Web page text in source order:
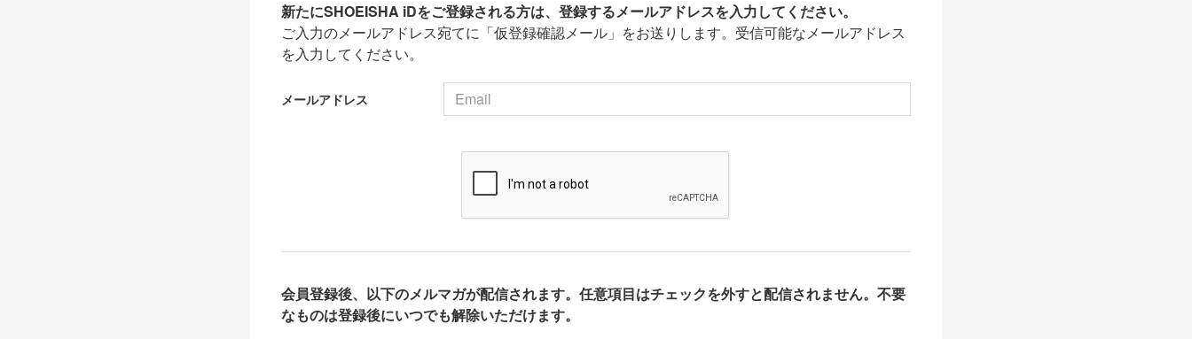
新たにSHOEISHA iDをご登録される方は、登録するメールアドレスを入力してください。
ご入力のメールアドレス宛てに「仮登録確認メール」をお送りします。受信可能なメールアドレス
を入力してください。
メールアドレス
会員登録後、以下のメルマガが配信されます。任意項目はチェックを外すと配信されません。不要
なものは登録後にいつでも解除いただけます。